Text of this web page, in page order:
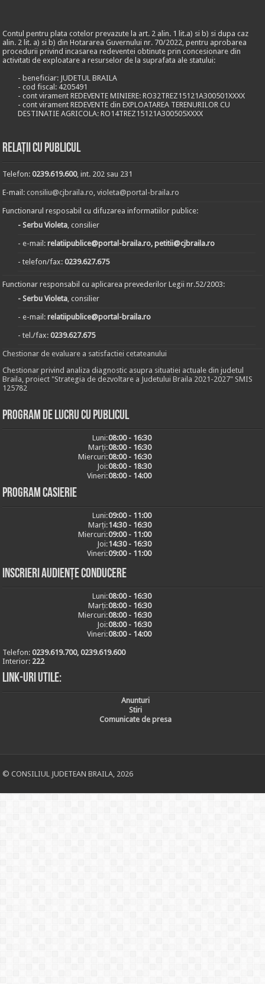
Contul pentru plata cotelor prevazute la art. 2 alin. 1 lit.a) si b) si dupa caz
alin. 2 lit. a) si b) din Hotararea Guvernului nr. 70/2022, pentru aprobarea
procedurii privind incasarea redeventei obtinute prin concesionare din
activitati de exploatare a resurselor de la suprafata ale statului:
- beneficiar: JUDETUL BRAILA
- cod fiscal: 4205491
- cont virament REDEVENTE MINIERE: RO32TREZ15121A300501XXXX
- cont virament REDEVENTE din EXPLOATAREA TERENURILOR CU
DESTINATIE AGRICOLA: RO14TREZ15121A300505XXXX
Relații cu publicul
Telefon:0239.619.600, int. 202 sau 231
E-mail:consiliu@cjbraila.ro,violeta@portal-braila.ro
Functionarul resposabil cu difuzarea informatiilor publice:
- Serbu Violeta, consilier
- e-mail:relatiipublice@portal-braila.ro, petitii@cjbraila.ro
- telefon/fax:0239.627.675
Functionar responsabil cu aplicarea prevederilor Legii nr.52/2003:
- Serbu Violeta, consilier
- e-mail:relatiipublice@portal-braila.ro
- tel./fax:0239.627.675
Chestionar de evaluare a satisfactiei cetateanului
Chestionar privind analiza diagnostic asupra situatiei actuale din judetul
Braila, proiect "Strategia de dezvoltare a Judetului Braila 2021-2027" SMIS
125782
Program de lucru cu publicul
Luni:08:00 - 16:30
Marți:08:00 - 16:30
Miercuri:08:00 - 16:30
Joi:08:00 - 18:30
Vineri:08:00 - 14:00
Program casierie
Luni:09:00 - 11:00
Marți:14:30 - 16:30
Miercuri:09:00 - 11:00
Joi:14:30 - 16:30
Vineri:09:00 - 11:00
Inscrieri audiențe conducere
Luni:08:00 - 16:30
Marți:08:00 - 16:30
Miercuri:08:00 - 16:30
Joi:08:00 - 16:30
Vineri:08:00 - 14:00
Telefon:0239.619.700, 0239.619.600
Interior: 222
Link-uri utile:
Anunturi
Stiri
Comunicate de presa
© CONSILIUL JUDETEAN BRAILA, 2026